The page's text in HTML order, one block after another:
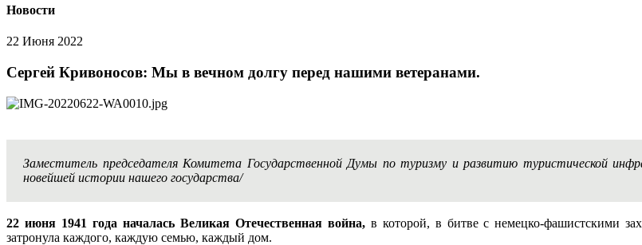
Новости
22 Июня 2022
Сергей Кривоносов: Мы в вечном долгу перед нашими ветеранами.
Заместитель председателя Комитета Государственной Думы по туризму и развитию туристической
новейшей истории нашего государства/
22 июня 1941 года началась Великая Отечественная война,в которой, в битве с немецко-фашистскими
затронула каждого, каждую семью, каждый дом.